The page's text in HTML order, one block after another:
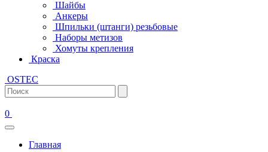
Шайбы
Анкеры
Шпильки (штанги) резьбовые
Наборы метизов
Хомуты крепления
Краска
OSTEC
0
Главная